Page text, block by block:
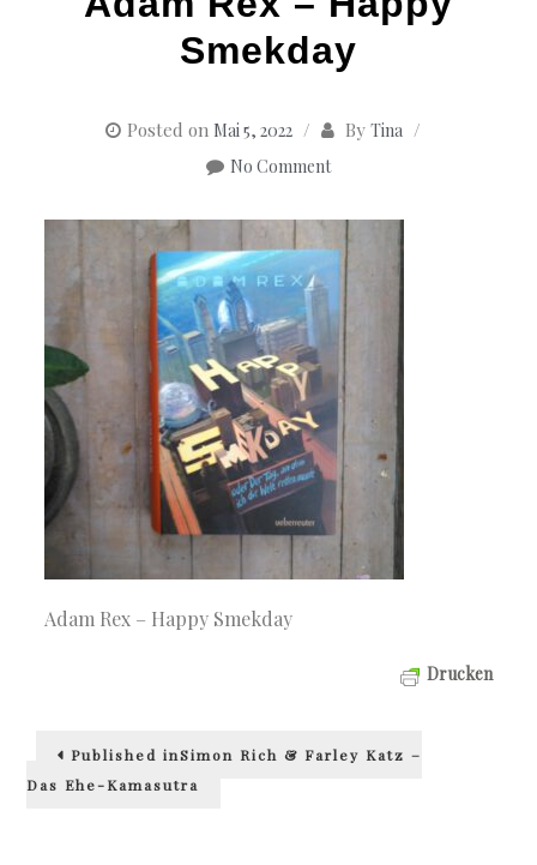
Smekday
Posted on Mai 5, 2022 By Tina
No Comment
Adam Rex – Happy Smekday
Drucken
Beitragsnavigation
Published inSimon Rich & Farley Katz –
Das Ehe-Kamasutra